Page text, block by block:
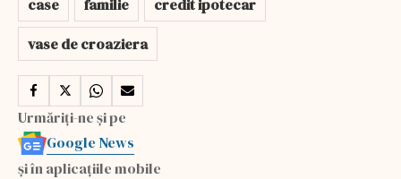
case familie
credit ipotecar
vase de croaziera
Urmăriți-ne și pe
Google News
și în aplicațiile mobile